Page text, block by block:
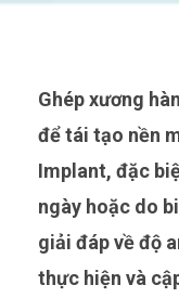
Ghép xương hàm là kỹ thuật hỗ trợ cần thiết
để tái tạo nền
Implant, đặc
ngày hoặc do
giải đáp về độ
thực hiện và